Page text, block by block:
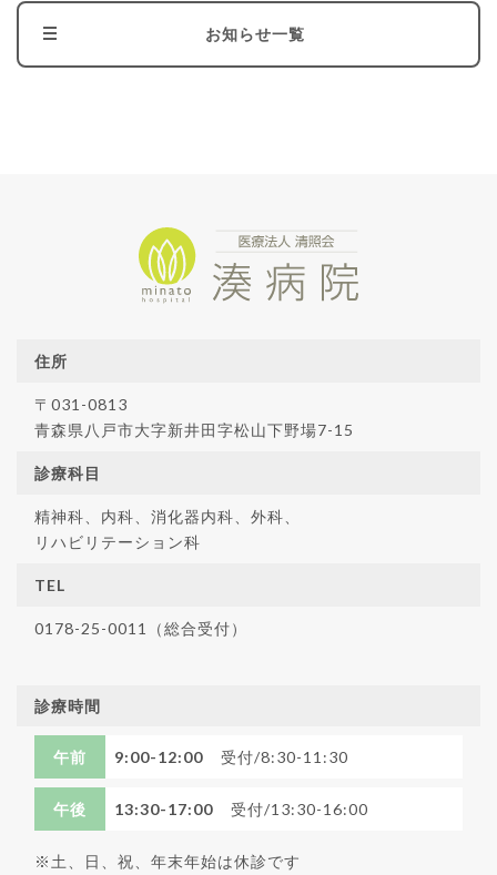
お知らせ一覧
住所
〒031-0813
青森県八戸市大字新井田字松山下野場7-15
診療科目
精神科、内科、消化器内科、外科、
リハビリテーション科
TEL
0178-25-0011（総合受付）
診療時間
午前 9:00-12:00 受付/8:30-11:30
午後 13:30-17:00 受付/13:30-16:00
※土、日、祝、年末年始は休診です